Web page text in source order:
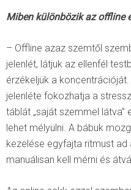
Miben különbözik az offline
– Offline azaz szemtől
jelenlét, látjuk az ellenfél
érzékeljük a
jelenléte fokozhatja a
táblát „saját szemmel látva”
lehet mélyülni. A bábuk
kezelése egyfajta ritmust ad
manuálisan kell mérni és